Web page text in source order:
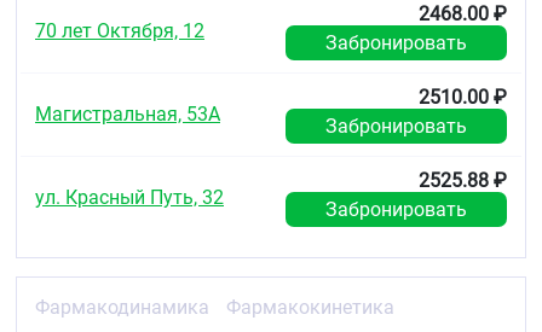
70 лет Октября, 12
2468.00 ₽
Забронировать
Магистральная, 53А
2510.00 ₽
Забронировать
ул. Красный Путь, 32
2525.88 ₽
Забронировать
Фармакодинамика Фармакокинетика